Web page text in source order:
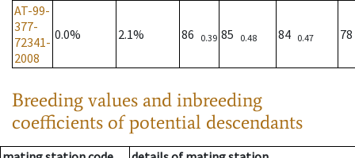
AT-99-
377-
72341-
2008
0.0% 2.1% 86 0.39 85 0.48 84 0.47
Breeding values and inbreeding
coefficients of potential descendants